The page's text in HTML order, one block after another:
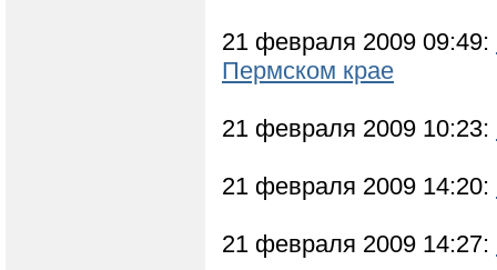
21 февраля 2009 09:49:
Пермском крае
21 февраля 2009 10:23:
21 февраля 2009 14:20:
21 февраля 2009 14:27: